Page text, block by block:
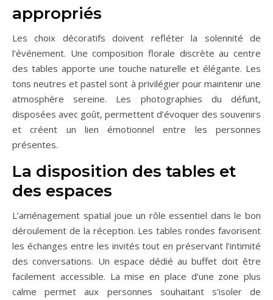
appropriés
Les choix décoratifs doivent refléter la solennité de
l’événement. Une composition florale discrète au centre
des tables apporte une touche naturelle et élégante. Les
tons neutres et pastel sont à privilégier pour maintenir une
atmosphère sereine. Les photographies du défunt,
disposées avec goût, permettent d’évoquer des souvenirs
et créent un lien émotionnel entre les personnes
présentes.
La disposition des tables et
des espaces
L’aménagement spatial joue un rôle essentiel dans le bon
déroulement de la réception. Les tables rondes favorisent
les échanges entre les invités tout en préservant l’intimité
des conversations. Un espace dédié au buffet doit être
facilement accessible. La mise en place d’une zone plus
calme permet aux personnes souhaitant s’isoler de